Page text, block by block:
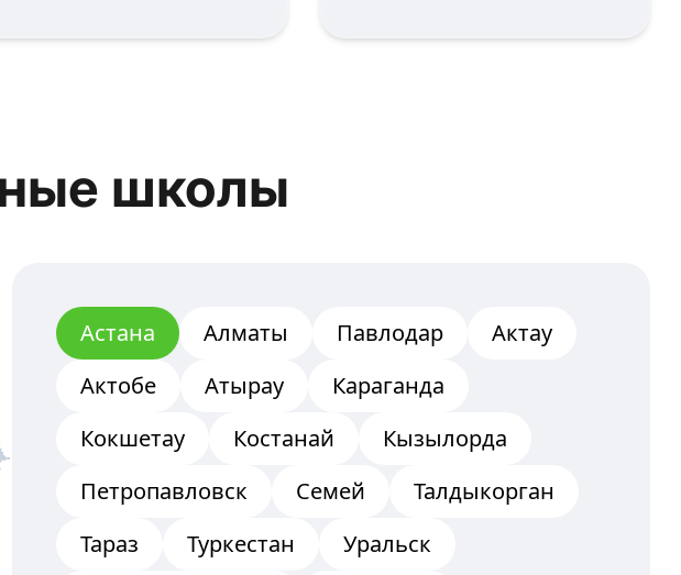
школы
Астана Алматы Павлодар
Актау
Актобе
Атырау
Караганда
Кокшетау
Костанай
Кызылорда
Петропавловск
Семей
Талдыкорган
Тараз
Туркестан
Уральск